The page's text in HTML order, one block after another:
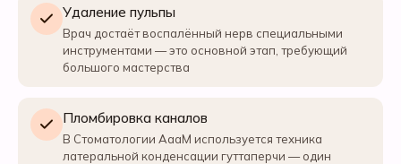
Удаление пульпы
Врач достаёт воспалённый нерв специальными
инструментами — это основной этап, требующий
большого мастерства
Пломбировка каналов
В Стоматологии АааМ используется техника
латеральной конденсации гуттаперчи — один